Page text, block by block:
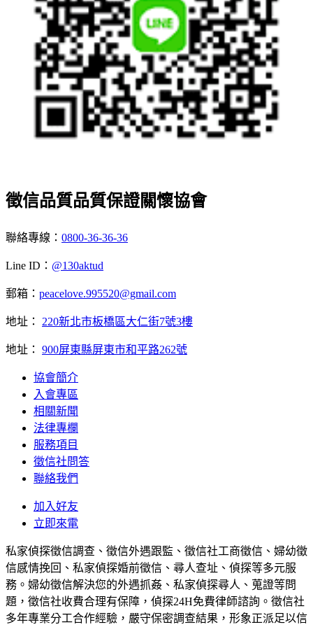
徵信品質品質保證關懷協會
聯絡專線： 0800-36-36-36
Line ID： @130aktud
郵箱： peacelove.995520@gmail.com
地址： 220新北市板橋區大仁街7號3樓
地址： 900屏東縣屏東市和平路262號
協會簡介
入會專區
相關新聞
法律專欄
服務項目
徵信社問答
聯絡我們
加入好友
立即來電
私家偵探徵信調查、徵信外遇跟監、徵信社工商徵信、婦幼徵
信感情挽回、私家偵探婚前徵信、尋人查址、偵探等多元服
務。婦幼徵信解決您的外遇抓姦、私家偵探尋人、蒐證等問
題，徵信社收費合理有保障，偵探24H免費律師諮詢。徵信社
多年專業分工合作經驗，嚴守保密調查結果，形象正派足以信